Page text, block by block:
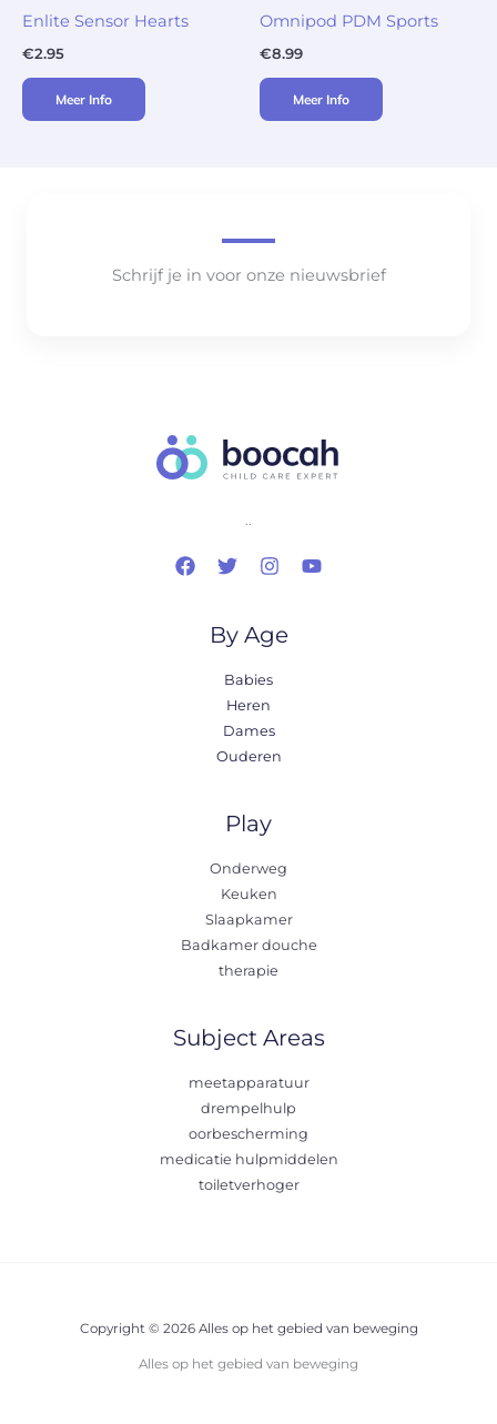
Enlite Sensor Hearts
€2.95
Meer Info
Omnipod PDM Sports
€8.99
Meer Info
Schrijf je in voor onze nieuwsbrief
..
By Age
Babies
Heren
Dames
Ouderen
Play
Onderweg
Keuken
Slaapkamer
Badkamer douche
therapie
Subject Areas
meetapparatuur
drempelhulp
oorbescherming
medicatie hulpmiddelen
toiletverhoger
Copyright © 2026 Alles op het gebied van beweging
Alles op het gebied van beweging